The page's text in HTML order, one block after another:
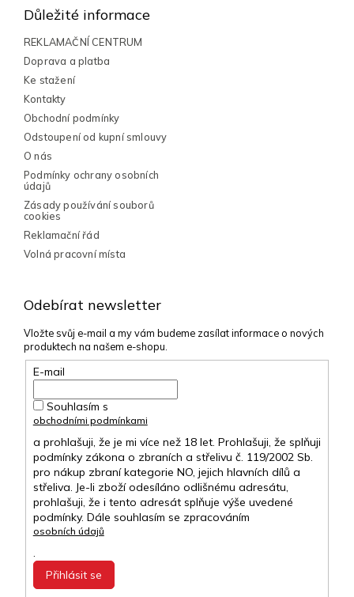
Odebírat newsletter
Vložte svůj e-mail a my vám budeme zasílat informace o nových
produktech na našem e-shopu.
E-mail
Souhlasím s
obchodními podmínkami
a prohlašuji, že je mi více než 18 let. Prohlašuji, že splňuji
podmínky zákona o zbraních a střelivu č. 119/2002 Sb.
pro nákup zbraní kategorie NO, jejich hlavních dílů a
střeliva. Je-li zboží odesíláno odlišnému adresátu,
prohlašuji, že i tento adresát splňuje výše uvedené
podmínky. Dále souhlasím se zpracováním
osobních údajů
.
Přihlásit se
Důležité informace
REKLAMAČNÍ CENTRUM
Doprava a platba
Ke stažení
Kontakty
Obchodní podmínky
Odstoupení od kupní smlouvy
O nás
Podmínky ochrany osobních
údajů
Zásady používání souborů
cookies
Reklamační řád
Volná pracovní místa